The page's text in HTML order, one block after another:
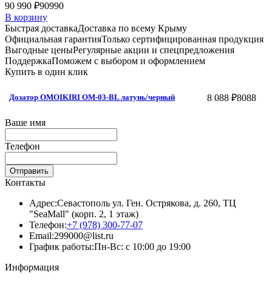
90 990 ₽90990
В корзину
Быстрая доставкаДоставка по всему Крыму
Официальная гарантияТолько сертифицированная продукция
Выгодные ценыРегулярные акции и спецпредложения
ПоддержкаПоможем с выбором и оформлением
Купить в один клик
Дозатор OMOIKIRI OM-03-BL латунь/черный 8 088 ₽8088
Ваше имя
Телефон
Отправить
Контакты
Адрес:Севастополь ул. Ген. Острякова, д. 260, ТЦ
"SeaMall" (корп. 2, 1 этаж)
Телефон:+7 (978) 300-77-07
Email:299000@list.ru
График работы:Пн-Вс: с 10:00 до 19:00
Информация